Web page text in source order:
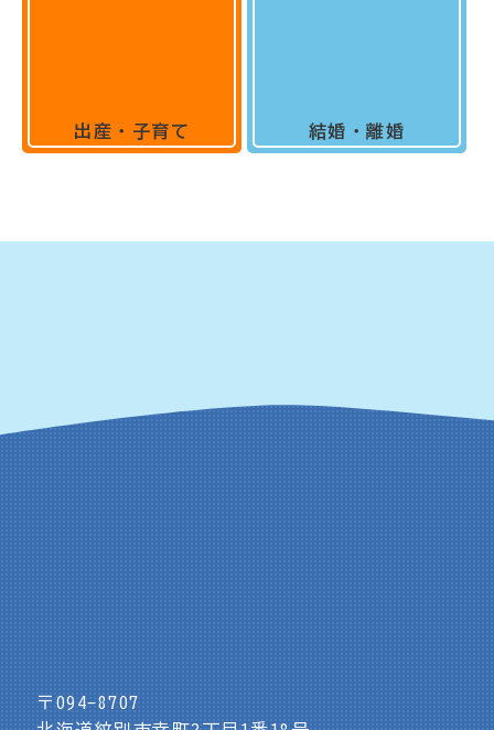
出産・子育て 結婚・離婚
〒094-8707